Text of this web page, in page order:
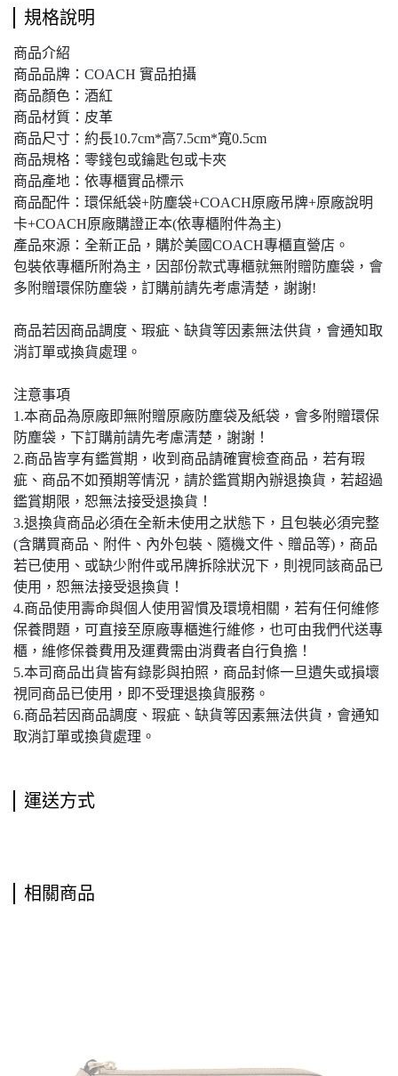
規格說明
商品介紹
商品品牌：COACH 實品拍攝
商品顏色：酒紅
商品材質：皮革
商品尺寸：約長10.7cm*高7.5cm*寬0.5cm
商品規格：零錢包或鑰匙包或卡夾
商品產地：依專櫃實品標示
商品配件：環保紙袋+防塵袋+COACH原廠吊牌+原廠說明
卡+COACH原廠購證正本(依專櫃附件為主)
產品來源：全新正品，購於美國COACH專櫃直營店。
包裝依專櫃所附為主，因部份款式專櫃就無附贈防塵袋，會
多附贈環保防塵袋，訂購前請先考慮清楚，謝謝!
商品若因商品調度、瑕疵、缺貨等因素無法供貨，會通知取
消訂單或換貨處理。
注意事項
1.本商品為原廠即無附贈原廠防塵袋及紙袋，會多附贈環保
防塵袋，下訂購前請先考慮清楚，謝謝！
2.商品皆享有鑑賞期，收到商品請確實檢查商品，若有瑕
疵、商品不如預期等情況，請於鑑賞期內辦退換貨，若超過
鑑賞期限，恕無法接受退換貨！
3.退換貨商品必須在全新未使用之狀態下，且包裝必須完整
(含購買商品、附件、內外包裝、隨機文件、贈品等)，商品
若已使用、或缺少附件或吊牌拆除狀況下，則視同該商品已
使用，恕無法接受退換貨！
4.商品使用壽命與個人使用習慣及環境相關，若有任何維修
保養問題，可直接至原廠專櫃進行維修，也可由我們代送專
櫃，維修保養費用及運費需由消費者自行負擔！
5.本司商品出貨皆有錄影與拍照，商品封條一旦遺失或損壞
視同商品已使用，即不受理退換貨服務。
6.商品若因商品調度、瑕疵、缺貨等因素無法供貨，會通知
取消訂單或換貨處理。
運送方式
相關商品